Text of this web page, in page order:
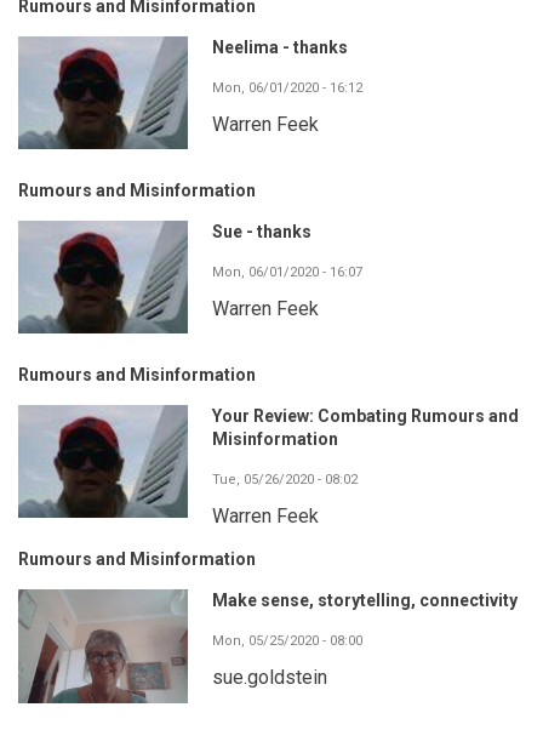
Rumours and Misinformation
Neelima - thanks
Mon, 06/01/2020 - 16:12
Warren Feek
Rumours and Misinformation
Sue - thanks
Mon, 06/01/2020 - 16:07
Warren Feek
Rumours and Misinformation
Your Review: Combating Rumours and
Misinformation
Tue, 05/26/2020 - 08:02
Warren Feek
Rumours and Misinformation
Make sense, storytelling, connectivity
Mon, 05/25/2020 - 08:00
sue.goldstein